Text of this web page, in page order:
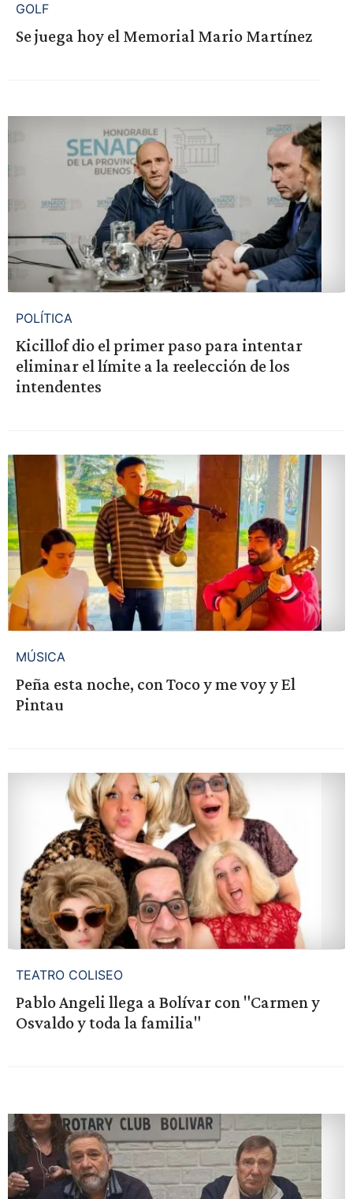
GOLF
Se juega hoy el Memorial Mario Martínez
POLÍTICA
Kicillof dio el primer paso para intentar
eliminar el límite a la reelección de los
intendentes
MÚSICA
Peña esta noche, con Toco y me voy y El
Pintau
TEATRO COLISEO
Pablo Angeli llega a Bolívar con "Carmen y
Osvaldo y toda la familia"